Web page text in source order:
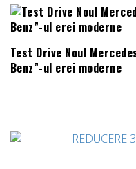
Test Drive Noul
Benz”-ul erei moderne